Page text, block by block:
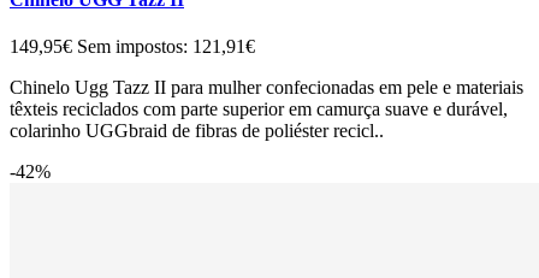
149,95€ Sem impostos: 121,91€
Chinelo Ugg Tazz II para mulher confecionadas em pele e materiais
têxteis reciclados com parte superior em camurça suave e durável,
colarinho UGGbraid de fibras de poliéster recicl..
-42%